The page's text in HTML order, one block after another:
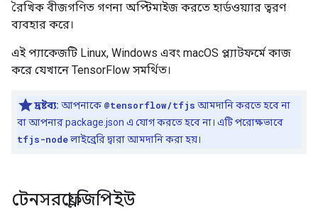
রৈখিক বীজগণিত গণনা অপ্টিমাইজ করতে হার্ডওয়্যার ত্বরণ
ব্যবহার করে।
এই প্যাকেজটি Linux, Windows এবং macOS প্ল্যাটফর্মে কাজ
করে যেখানে TensorFlow সমর্থিত।
দ্রষ্টব্য: আপনাকে @tensorflow/tfjs আমদানি করতে হবে না
বা আপনার package.json এ যোগ করতে হবে না। এটি পরোক্ষভাবে
tfjs-nodeলাইব্রেরি দ্বারা আমদানি করা হয়।
টেনসরফ্লো জিপিইউ